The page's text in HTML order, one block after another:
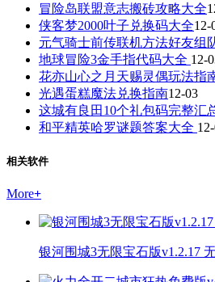
冒险岛联盟意志搬砖攻略大全
侠客梦2000叶子兑换码大全12-
元气骑士前传联机方法好友组
地球冒险3金手指代码大全 12-
花亦山心之月天赐灵偶玩法指
光遇蛋糕魔法兑换指南12-03
这城有良田10个礼包码完整汇
和平精英哈罗谜题答案大全
相关软件
More+
银河围城3无限宝石版v1.2.17